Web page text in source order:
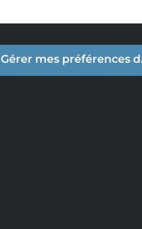
Gérer mes préférences